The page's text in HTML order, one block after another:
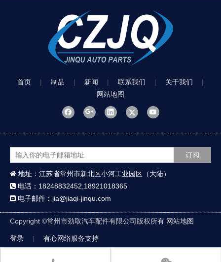
首页 | 制品 | 新闻 | 联系我们 | 关于我们
|
网站地图
订阅
 地址：江苏省常州市新北区小河工业园区（大陆）
 电话：18248832452,18921018365
 电子邮件：jia@jiaqi-jinqu.com
Copyright ©常州市劲取汽车配件有限公司版权所有 网站地图
登录 | 有心网络服务支持